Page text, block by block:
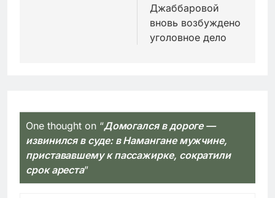
Джаббаровой
вновь возбуждено
уголовное дело
One thought on “Домогался в дороге —
извинился в суде: в Намангане мужчине,
пристававшему к пассажирке, сократили
срок ареста”